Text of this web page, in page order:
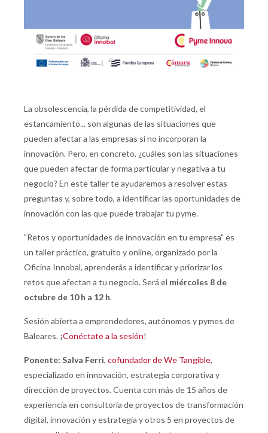
La obsolescencia, la pérdida de competitividad, el
estancamiento... son algunas de las situaciones que
pueden afectar a las empresas si no incorporan la
innovación. Pero, en concreto, ¿cuáles son las situaciones
que pueden afectar de forma particular y negativa a tu
negocio? En este taller te ayudaremos a resolver estas
preguntas y, sobre todo, a identificar las oportunidades de
innovación con las que puede trabajar tu pyme.
"Retos y oportunidades de innovación en tu empresa" es
un taller práctico, gratuito y online, organizado por la
Oficina Innobal, aprenderás a identificar y priorizar los
retos que afectan a tu negocio. Será el miércoles 8 de
octubre de 10 h a 12 h.
Sesión abierta a emprendedores, autónomos y pymes de
Baleares. ¡Conéctate a la sesión!
Ponente: Salva Ferri, cofundador de We Tangible,
especializado en innovación, estrategia corporativa y
dirección de proyectos. Cuenta con más de 15 años de
experiencia en consultoría de proyectos de transformación
digital, innovación y estrategia y otros 5 en proyectos de